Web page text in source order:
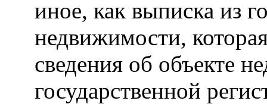
иное, как выписка из
недвижимости,
сведения об объекте
государственной